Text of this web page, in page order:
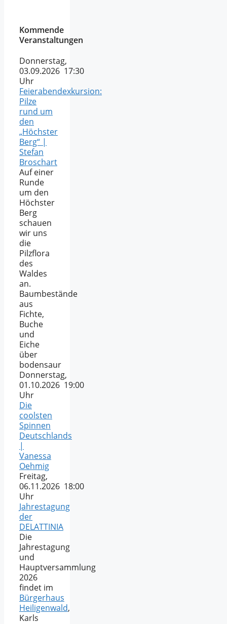
Kommende
Veranstaltungen
Donnerstag,
03.09.2026 17:30
Uhr
Feierabendexkursion:
Pilze
rund um
den
„Höchster
Berg“ |
Stefan
Broschart
Auf einer
Runde
um den
Höchster
Berg
schauen
wir uns
die
Pilzflora
des
Waldes
an.
Baumbestände
aus
Fichte,
Buche
und
Eiche
über
bodensaur
Donnerstag,
01.10.2026 19:00
Uhr
Die
coolsten
Spinnen
Deutschlands
|
Vanessa
Oehmig
Freitag,
06.11.2026 18:00
Uhr
Jahrestagung
der
DELATTINIA
Die
Jahrestagung
und
Hauptversammlung
2026
findet im
Bürgerhaus
Heiligenwald,
Karls